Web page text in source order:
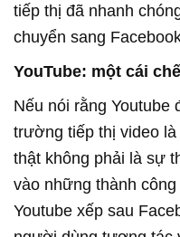
tiếp thị đã nhanh
chuyển sang
YouTube: một cái
Nếu nói rằng Youtube
trường tiếp thị video
thật không phải là sự
vào những thành
Youtube xếp sau